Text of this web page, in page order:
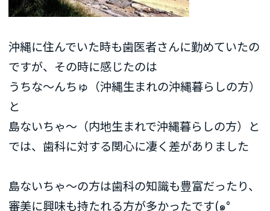
沖縄に住んでいた時も歯医者さんに勤めていたの
ですが、その時に感じたのは
うちな〜んちゅ（沖縄生まれの沖縄暮らしの方）
と
島ないちゃ〜（内地生まれで沖縄暮らしの方）と
では、歯科に対する関心に凄く差がありました
島ないちゃ〜の方は歯科の知識も豊富だったり、
審美に興味も持たれる方が多かったです(๑°